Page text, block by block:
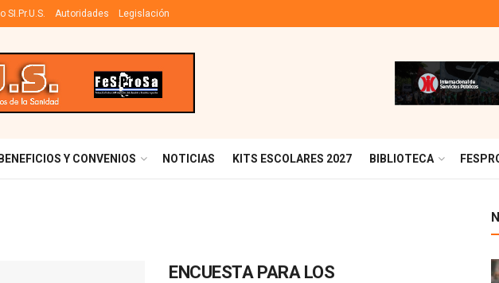
SI.Pr.U.S. Autoridades Legislación
BENEFICIOS Y CONVENIOS NOTICIAS KITS ESCOLARES 2027 BIBLIOTECA
ENCUESTA PARA LOS